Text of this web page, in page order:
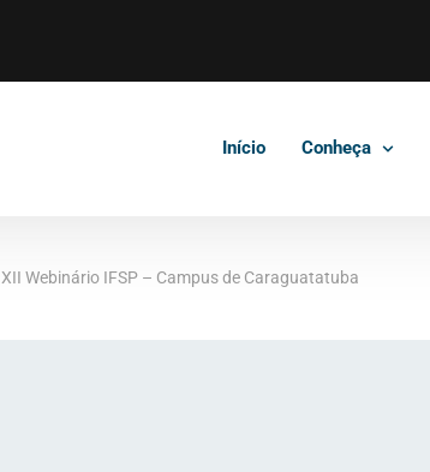
Início Conheça
XII Webinário IFSP – Campus de Caraguatatuba